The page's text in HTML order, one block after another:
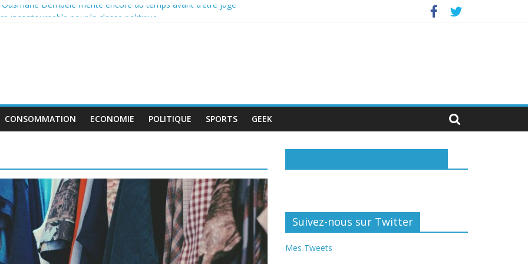
Ousmane Dembélé mérite encore du temps avant d’être jugé
CONSOMMATION ECONOMIE POLITIQUE SPORTS GEEK
Suivez-nous sur Twitter
Mes Tweets